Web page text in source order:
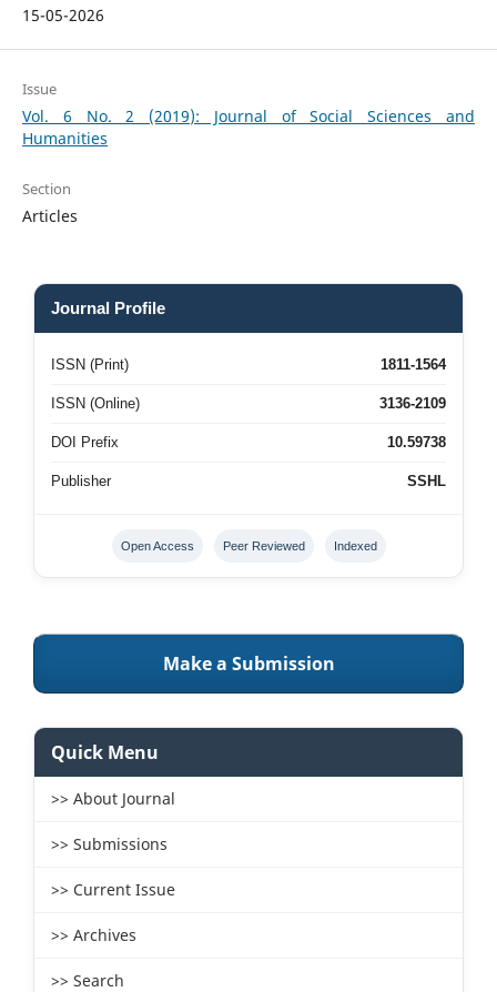
15-05-2026
Issue
Vol. 6 No. 2 (2019): Journal of Social Sciences and
Humanities
Section
Articles
Journal Profile
ISSN (Print) 1811-1564
ISSN (Online) 3136-2109
DOI Prefix 10.59738
Publisher SSHL
Open Access Peer Reviewed Indexed
Make a Submission
Quick Menu
>> About Journal
>> Submissions
>> Current Issue
>> Archives
>> Search